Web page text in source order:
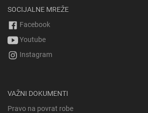
SOCIJALNE MREŽE
Facebook
Youtube
Instagram
VAŽNI DOKUMENTI
Pravo na povrat robe